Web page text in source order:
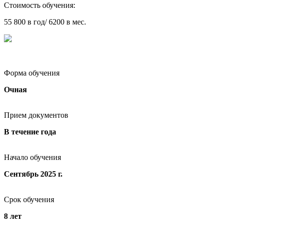
Стоимость обучения:
55 800 в год/ 6200 в мес.
Форма обучения
Очная
Прием документов
В течение года
Начало обучения
Сентябрь 2025 г.
Срок обучения
8 лет